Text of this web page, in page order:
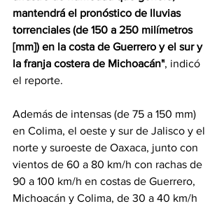
mantendrá el pronóstico de lluvias
torrenciales (de 150 a 250 milímetros
[mm]) en la costa de Guerrero y el sur y
la franja costera de Michoacán", indicó
el reporte.
Además de intensas (de 75 a 150 mm)
en Colima, el oeste y sur de Jalisco y el
norte y suroeste de Oaxaca, junto con
vientos de 60 a 80 km/h con rachas de
90 a 100 km/h en costas de Guerrero,
Michoacán y Colima, de 30 a 40 km/h